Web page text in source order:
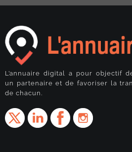
L’annuaire digital a pour objectif
un partenaire et de favoriser la
de chacun.